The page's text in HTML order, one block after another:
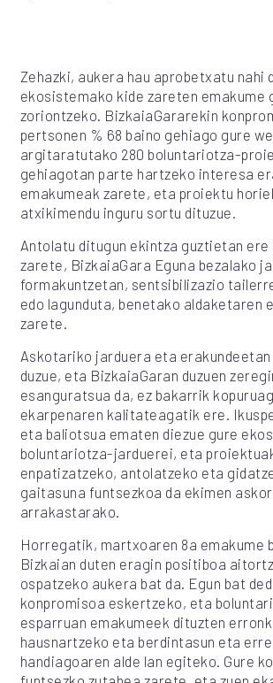
Zehazki, aukera hau aprobetxatu nahi
ekosistemako kide zareten emakume
zoriontzeko. BizkaiaGararekin
pertsonen % 68 baino gehiago gure
argitaratutako 280 boluntariotza-
gehiagotan parte hartzeko interesa
emakumeak zarete, eta proiektu
atxikimendu inguru sortu dituzue.
Antolatu ditugun ekintza guztietan ere
zarete, BizkaiaGara Eguna bezalako
formakuntzetan, sentsibilizazio
edo lagunduta, benetako aldaketaren
zarete.
Askotariko jarduera eta
duzue, eta BizkaiaGaran duzuen
esanguratsua da, ez bakarrik
ekarpenaren kalitateagatik ere.
eta baliotsua ematen diezue gure
boluntariotza-jarduerei, eta
enpatizatzeko, antolatzeko eta
gaitasuna funtsezkoa da ekimen
arrakastarako.
Horregatik, martxoaren 8a emakume
Bizkaian duten eragin positiboa
ospatzeko aukera bat da. Egun bat
konpromisoa eskertzeko, eta
esparruan emakumeek dituzten
hausnartzeko eta berdintasun eta
handiagoaren alde lan egiteko. Gure